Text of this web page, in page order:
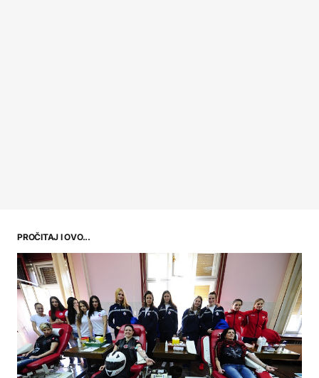
PROČITAJ I OVO...